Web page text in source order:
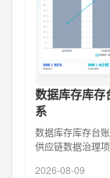
数据库存库存
系
数据库存库存台
供应链数据治理
2026-08-09